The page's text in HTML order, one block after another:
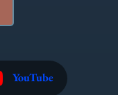
YouTube